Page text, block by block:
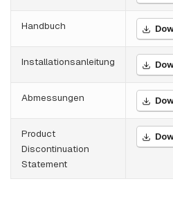
Handbuch
Installationsanleitung
Abmessungen
Product
Discontinuation
Statement